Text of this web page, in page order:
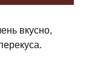
вкусно,